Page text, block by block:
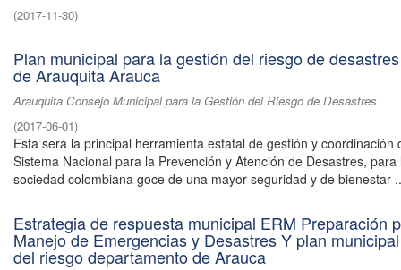
(2017-11-30)
Plan municipal para la gestión del riesgo de
de Arauquita Arauca
Arauquita Consejo Municipal para la Gestión del Riesgo de Desastres
(2017-06-01)
Esta será la principal herramienta estatal de gestión y coordinación
Sistema Nacional para la Prevención y Atención de Desastres,
sociedad colombiana goce de una mayor seguridad y de bienestar
Estrategia de respuesta municipal ERM Preparación
Manejo de Emergencias y Desastres Y plan
del riesgo departamento de Arauca